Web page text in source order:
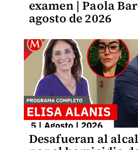
examen | Paola
agosto de 2026
Desafueran al